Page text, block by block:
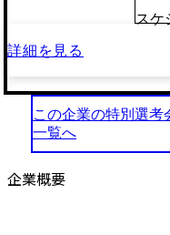
スケ
詳細を見る
この企業の特別選考
一覧へ
企業概要